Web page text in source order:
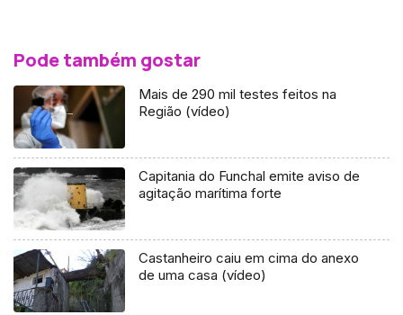
Pode também gostar
Mais de 290 mil testes feitos na
Região (vídeo)
Capitania do Funchal emite aviso de
agitação marítima forte
Castanheiro caiu em cima do anexo
de uma casa (vídeo)